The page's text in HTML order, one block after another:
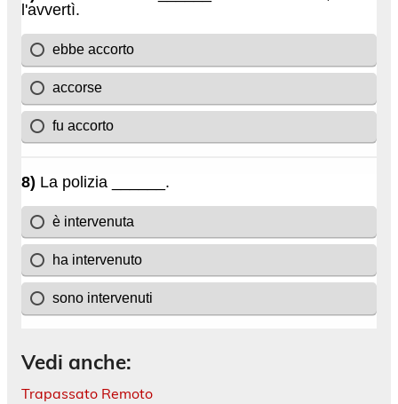
Vedi anche:
Trapassato Remoto